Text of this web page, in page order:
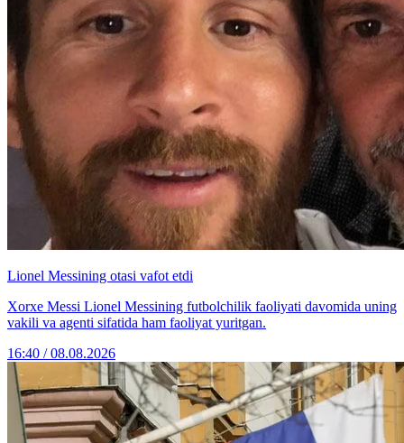
Lionel Messining otasi vafot etdi
Xorxe Messi Lionel Messining futbolchilik faoliyati davomida uning
vakili va agenti sifatida ham faoliyat yuritgan.
16:40 / 08.08.2026